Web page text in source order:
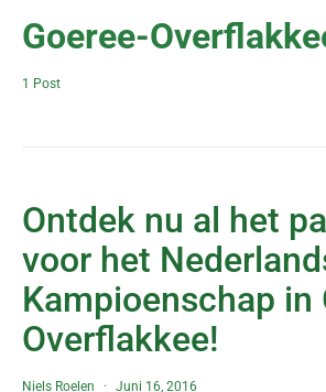
Goeree-
1 Post
Ontdek nu al het
voor het
Kampioenschap in
Overflakkee!
Niels Roelen Juni 16, 2016